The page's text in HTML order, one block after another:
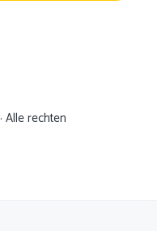
rechten